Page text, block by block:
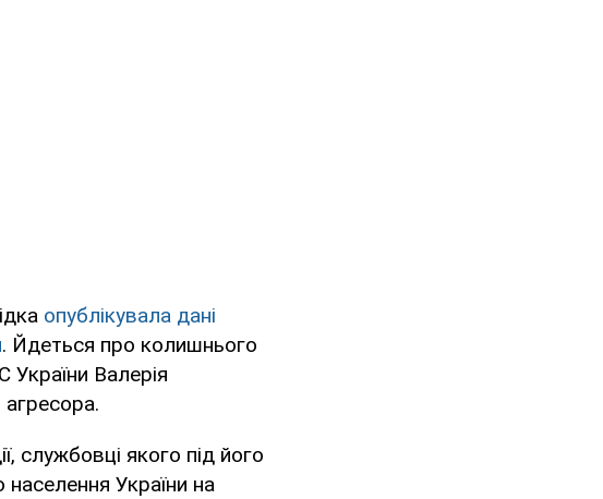
опублікувала дані
. Йдеться про колишнього
України Валерія
службовці якого під його
України на